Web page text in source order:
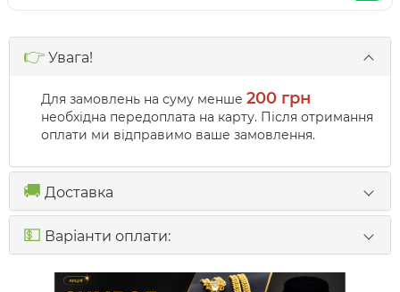
👉 Увага!
Для замовлень на суму менше 200 грн
необхідна передоплата на карту. Після отримання
оплати ми відправимо ваше замовлення.
🚚 Доставка
💵 Варіанти оплати: